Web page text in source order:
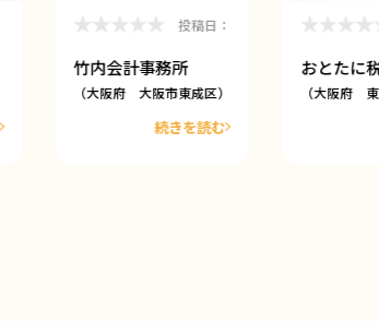
投稿日：
竹内会計事務所
（大阪府 大阪市東成区）
続きを読む
おとたに
（大阪府 東